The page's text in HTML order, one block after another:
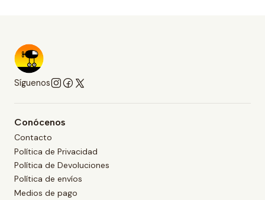
Síguenos
Conócenos
Contacto
Política de Privacidad
Política de Devoluciones
Política de envíos
Medios de pago